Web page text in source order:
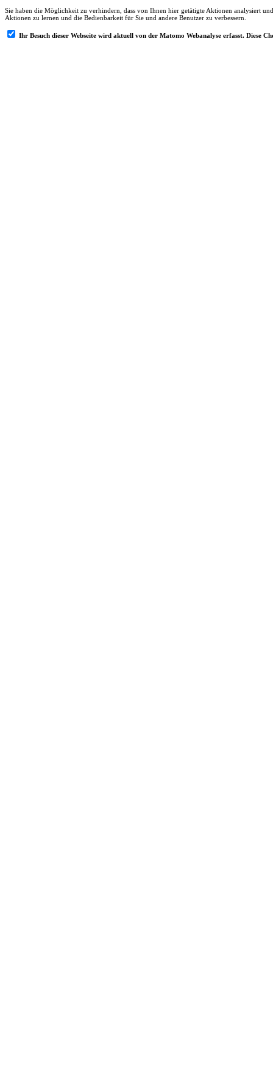
Sie haben die Möglichkeit zu verhindern, dass von Ihnen hier getätigte Aktionen analysiert
Aktionen zu lernen und die Bedienbarkeit für Sie und andere Benutzer zu verbessern.
Ihr Besuch dieser Webseite wird aktuell von der Matomo Webanalyse erfasst. Diese